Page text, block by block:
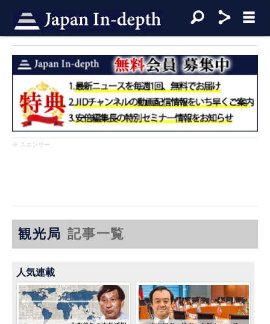
※ スポンサー
観光局 記事一覧
人気連載